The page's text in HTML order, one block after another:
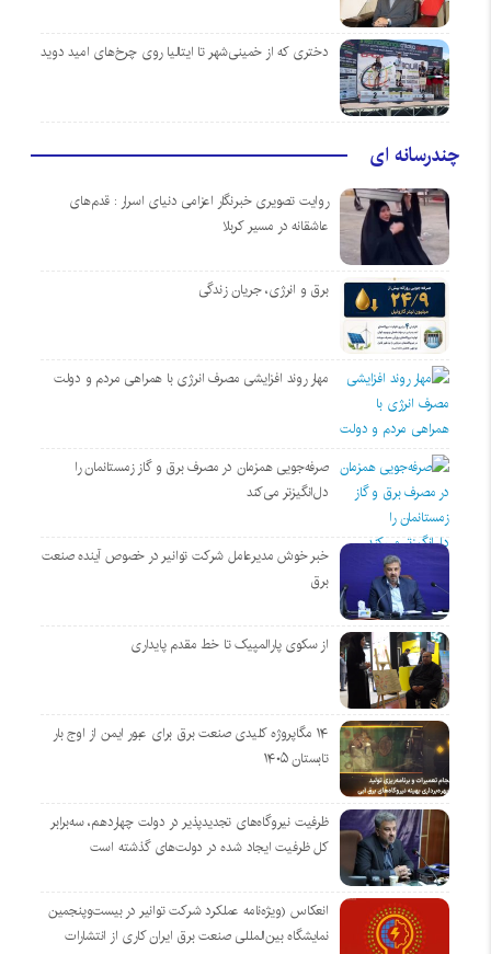
دختری که از خمینی‌شهر تا ایتالیا روی چرخ‌های امید دوید
چندرسانه ای
روایت تصویری خبرنگار اعزامی دنیای اسرار : قدم‌های
عاشقانه در مسیر کربلا
برق و انرژی، جریان زندگی
مهار روند افزایشی مصرف انرژی با همراهی مردم و دولت
صرفه‌جویی همزمان در مصرف برق و گاز زمستانمان را
دل‌انگیزتر می‌کند
خبر خوش مدیرعامل شرکت توانیر در خصوص آینده صنعت
برق
از سکوی پارالمپیک تا خط مقدم پایداری
۱۴ مگاپروژه‌ کلیدی صنعت برق برای عبور ایمن از اوج بار
تابستان ۱۴۰۵
ظرفیت نیروگاه‌های تجدیدپذیر در دولت چهاردهم، سه‌برابر
کل ظرفیت ایجاد شده در دولت‌های گذشته است
انعکاس (ویژه‌نامه عملکرد شرکت توانیر در بیست‌وپنجمین
نمایشگاه بین‌المللی صنعت برق ایران کاری از انتشارات